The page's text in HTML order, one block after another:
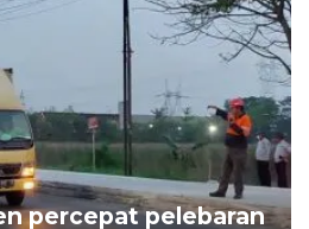
percepat pelebaran